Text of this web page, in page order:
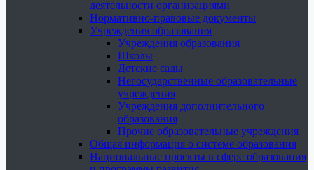
деятельности организациями
Нормативно-правовые документы
Учреждения образования
Учреждения образования
Школы
Детские сады
Негосударственные образовательные
учреждения
Учреждения дополнительного
образования
Прочие образовательные учреждения
Общая информация о системе образования
Национальные проекты в сфере образования